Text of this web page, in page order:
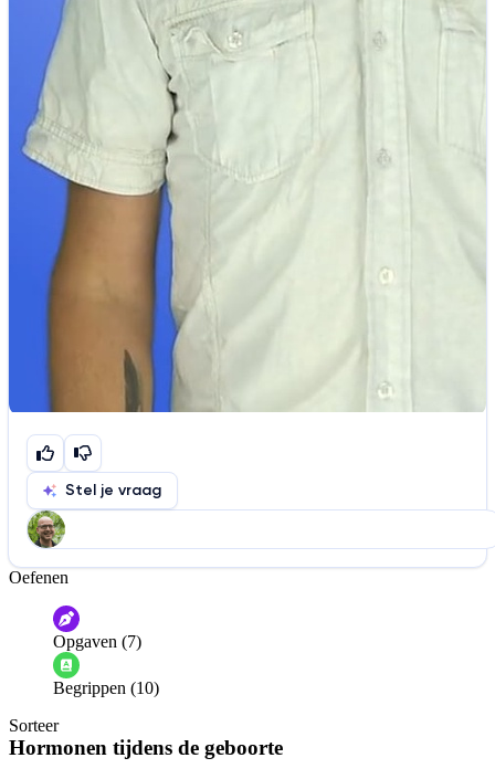
Stel je vraag
Help ons de video te verbeteren
De audio is slecht
Informatie is onjuist
De docent is te langdradig
De uitleg gaat te langzaam
Afspelen werkte niet
Oefenen
Opgaven (7)
Begrippen (10)
Sorteer
Hormonen tijdens de geboorte